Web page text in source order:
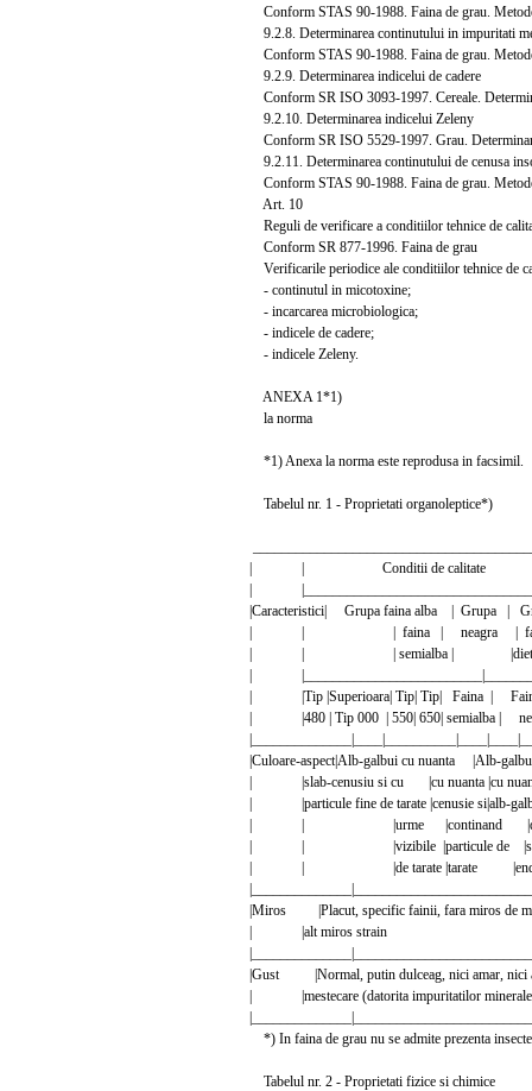
Conform STAS 90-1988. Faina de grau.
9.2.8. Determinarea continutului in impuritati
Conform STAS 90-1988. Faina de grau.
9.2.9. Determinarea indicelui de cadere
Conform SR ISO 3093-1997. Cereale.
9.2.10. Determinarea indicelui Zeleny
Conform SR ISO 5529-1997. Grau.
9.2.11. Determinarea continutului de cenusa
Conform STAS 90-1988. Faina de grau.
Art. 10
Reguli de verificare a conditiilor tehnice de
Conform SR 877-1996. Faina de grau
Verificarile periodice ale conditiilor tehnice de
- continutul in micotoxine;
- incarcarea microbiologica;
- indicele de cadere;
- indicele Zeleny.
ANEXA 1*1)
la norma
*1) Anexa la norma este reprodusa in facsimil.
Tabelul nr. 1 - Proprietati organoleptice*)
| | Conditii de
|
|Caracteristici| Grupa faina alba | Grupa |
| | | faina | neagra |
| | | semialba |
|
| |Tip |Superioara| Tip| Tip| Faina |
| |480 | Tip 000 | 550| 650| semialba |
|Culoare-aspect|Alb-galbui cu nuanta |Alb-
| |slab-cenusiu si cu |cu nuanta |cu
| |particule fine de tarate |cenusie si|alb-
| | |urme |continand |de
| | |vizibile |particule de
| | |de tarate |tarate
|Miros |Placut, specific fainii, fara miros de
| |alt miros
|Gust |Normal, putin dulceag, nici amar, nici
| |mestecare (datorita impuritatilor minerale:
*) In faina de grau nu se admite prezenta
Tabelul nr. 2 - Proprietati fizice si chimice